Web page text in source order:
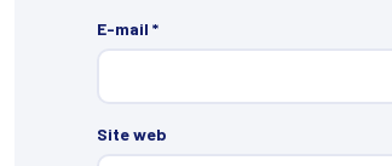
E-mail *
Site web